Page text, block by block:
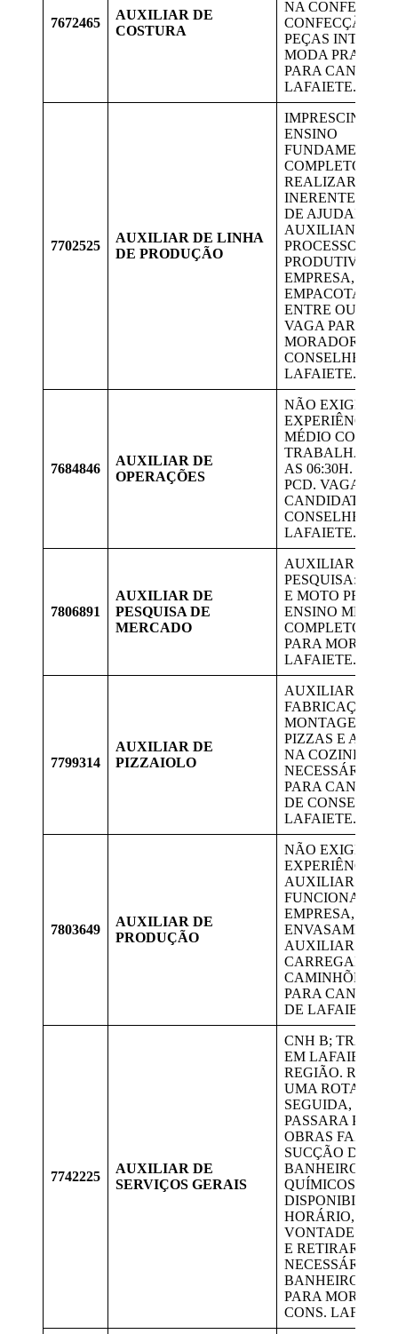
7672465
AUXILIAR DE
COSTURA
NA
CONFECÇÃO DE
PEÇAS INTIMAS
MODA PRAIA.
PARA
LAFAIETE.
7702525
AUXILIAR DE LINHA
DE PRODUÇÃO
ENSINO
FUNDAMENTAL
COMPLETO.
REALIZAR
INERENTES A
DE AJUDANTE,
AUXILIANDO
PROCESSOS
PRODUTIVOS
EMPRESA,
ENTRE OUTRAS.
VAGA PARA
MORADORES DE
CONSELHEIRO
LAFAIETE.
7684846
AUXILIAR DE
OPERAÇÕES
NÃO EXIGE
EXPERIÊNCIA;
MÉDIO
TRABALHAR DE
AS 06:30H.
PCD. VAGAS
CANDIDATOS
CONSELHEIRO
LAFAIETE.
7806891
AUXILIAR DE
PESQUISA DE
MERCADO
AUXILIAR DE
PESQUISA: TER
E MOTO
ENSINO MÉDIO
COMPLETO.
PARA
LAFAIETE.
7799314
AUXILIAR DE
PIZZAIOLO
AUXILIAR NA
FABRICAÇÃO E
MONTAGEM DE
PIZZAS E
NA COZINHA
NECESSÁRIO.
PARA
DE
LAFAIETE.
7803649
AUXILIAR DE
PRODUÇÃO
NÃO EXIGE
EXPERIÊNCIA.
AUXILIAR NO
EMPRESA, NO
ENVASAMENTO,
AUXILIAR NO
CAMINHÕES.
PARA
DE LAFAIETE.
7742225
AUXILIAR DE
SERVIÇOS GERAIS
CNH B;
EM LAFAIETE E
REGIÃO.
UMA ROTA A
SEGUIDA, ONDE
PASSARA PELAS
OBRAS
SUCÇÃO DOS
BANHEIROS
QUÍMICOS. TER
HORÁRIO, TER
VONTADE.
E RETIRAR
NECESSÁRIO OS
BANHEIROS.
PARA
CONS.